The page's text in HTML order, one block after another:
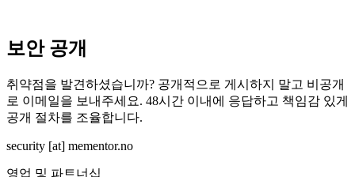
보안 공개
취약점을 발견하셨습니까? 공개적으로 게시하지 말고 비공개
로 이메일을 보내주세요. 48시간 이내에 응답하고 책임감 있게
공개 절차를 조율합니다.
security [at] mementor.no
영업 및 파트너십